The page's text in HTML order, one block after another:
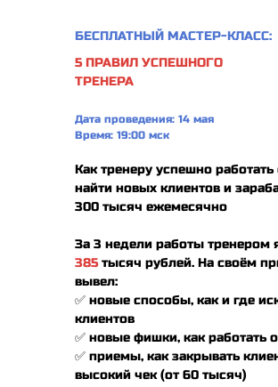
Как тренеру успешно работать
найти новых клиентов и
300 тысяч ежемесячно
За 3 недели работы тренером
385 тысяч рублей. На своём
вывел:
✅ новые способы, как и где
клиентов
✅ новые фишки, как работать
✅ приемы, как закрывать
высокий чек (от 60 тысяч)
Дата проведения: 14 мая
Время: 19:00 мск
БЕСПЛАТНЫЙ МАСТЕР-КЛАСС:
5 ПРАВИЛ УСПЕШНОГО
ТРЕНЕРА